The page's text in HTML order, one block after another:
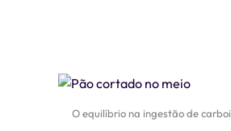
O equilíbrio na ingestão de